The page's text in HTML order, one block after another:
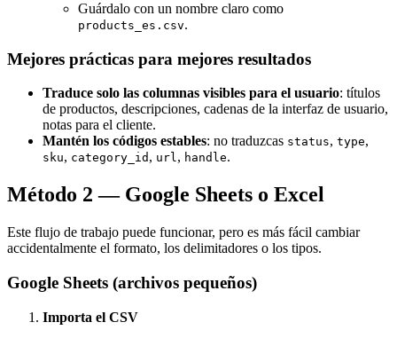
Guárdalo con un nombre claro como
products_es.csv.
Mejores prácticas para mejores resultados
Traduce solo las columnas visibles para el usuario: títulos
de productos, descripciones, cadenas de la interfaz de usuario,
notas para el cliente.
Mantén los códigos estables: no traduzcas status, type,
sku, category_id , url, handle.
Método 2 — Google Sheets o Excel
Este flujo de trabajo puede funcionar, pero es más fácil cambiar
accidentalmente el formato, los delimitadores o los tipos.
Google Sheets (archivos pequeños)
Importa el CSV